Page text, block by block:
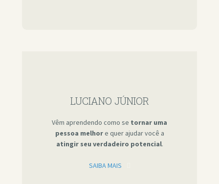
LUCIANO JÚNIOR
Vêm aprendendo como se tornar uma
pessoa melhore quer ajudar você a
atingir seu verdadeiro potencial.
SAIBA MAIS